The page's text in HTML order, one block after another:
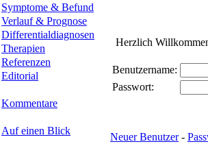
Symptome & Befund
Verlauf & Prognose
Differentialdiagnosen
Therapien
Referenzen
Editorial
Kommentare
Auf einen Blick
Herzlich
Benutzername:
Passwort:
Neuer Benutzer-